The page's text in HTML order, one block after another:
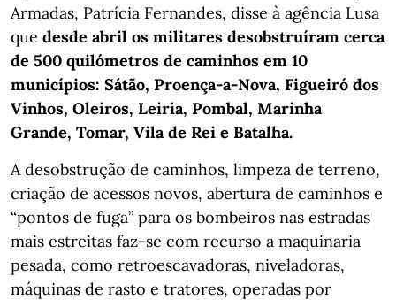
Armadas, Patrícia Fernandes, disse à agência Lusa
que desde abril os militares desobstruíram cerca
de 500 quilómetros de caminhos em 10
municípios: Sátão, Proença-a-Nova, Figueiró dos
Vinhos, Oleiros, Leiria, Pombal, Marinha
Grande, Tomar, Vila de Rei e Batalha.
A desobstrução de caminhos, limpeza de terreno,
criação de acessos novos, abertura de caminhos e
“pontos de fuga” para os bombeiros nas estradas
mais estreitas faz-se com recurso a maquinaria
pesada, como retroescavadoras, niveladoras,
máquinas de rasto e tratores, operadas por